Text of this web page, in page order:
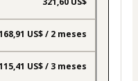
US$ / 2 meses
US$ / 3 meses